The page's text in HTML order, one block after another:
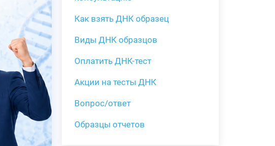
Как взять ДНК образец
Виды ДНК образцов
Оплатить ДНК-тест
Акции на тесты ДНК
Вопрос/ответ
Образцы отчетов